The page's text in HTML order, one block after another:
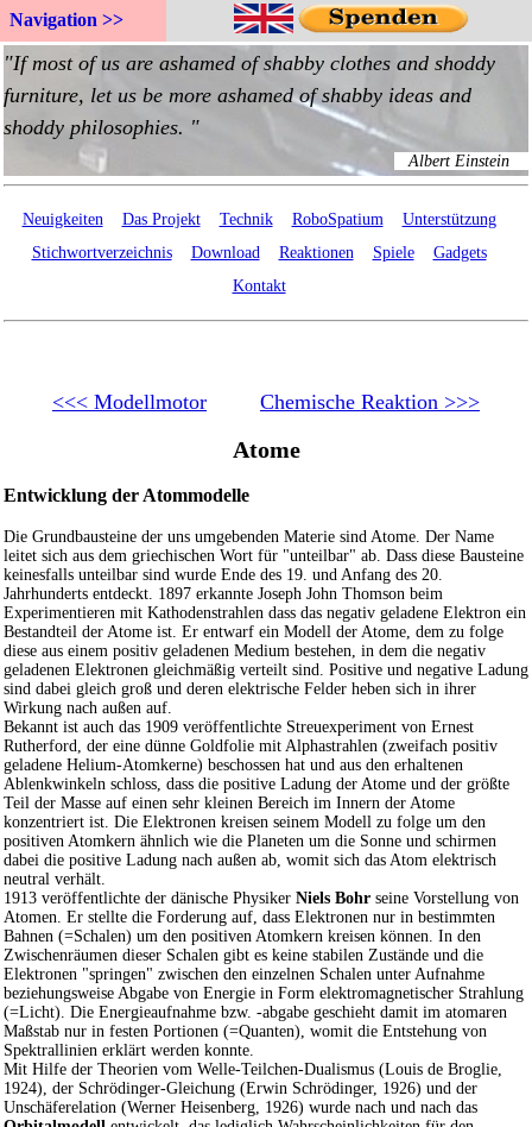
Navigation >>
Neuigkeiten Das Projekt Technik RoboSpatium
Unterstützung
Stichwortverzeichnis
Download Reaktionen Spiele
Gadgets
Kontakt
<<< Modellmotor Chemische Reaktion >>>
Atome
Entwicklung der Atommodelle
Die Grundbausteine der uns umgebenden Materie sind Atome. Der Name
leitet sich aus dem griechischen Wort für "unteilbar" ab. Dass diese Bausteine
keinesfalls unteilbar sind wurde Ende des 19. und Anfang des 20.
Jahrhunderts entdeckt. 1897 erkannte Joseph John Thomson beim
Experimentieren mit Kathodenstrahlen dass das negativ geladene Elektron ein
Bestandteil der Atome ist. Er entwarf ein Modell der Atome, dem zu folge
diese aus einem positiv geladenen Medium bestehen, in dem die negativ
geladenen Elektronen gleichmäßig verteilt sind. Positive und negative Ladung
sind dabei gleich groß und deren elektrische Felder heben sich in ihrer
Wirkung nach außen auf.
Bekannt ist auch das 1909 veröffentlichte Streuexperiment von Ernest
Rutherford, der eine dünne Goldfolie mit Alphastrahlen (zweifach positiv
geladene Helium-Atomkerne) beschossen hat und aus den erhaltenen
Ablenkwinkeln schloss, dass die positive Ladung der Atome und der größte
Teil der Masse auf einen sehr kleinen Bereich im Innern der Atome
konzentriert ist. Die Elektronen kreisen seinem Modell zu folge um den
positiven Atomkern ähnlich wie die Planeten um die Sonne und schirmen
dabei die positive Ladung nach außen ab, womit sich das Atom elektrisch
neutral verhält.
1913 veröffentlichte der dänische Physiker Niels Bohr seine Vorstellung von
Atomen. Er stellte die Forderung auf, dass Elektronen nur in bestimmten
Bahnen (=Schalen) um den positiven Atomkern kreisen können. In den
Zwischenräumen dieser Schalen gibt es keine stabilen Zustände und die
Elektronen "springen" zwischen den einzelnen Schalen unter Aufnahme
beziehungsweise Abgabe von Energie in Form elektromagnetischer Strahlung
(=Licht). Die Energieaufnahme bzw. -abgabe geschieht damit im atomaren
Maßstab nur in festen Portionen (=Quanten), womit die Entstehung von
Spektrallinien erklärt werden konnte.
Mit Hilfe der Theorien vom Welle-Teilchen-Dualismus (Louis de Broglie,
1924), der Schrödinger-Gleichung (Erwin Schrödinger, 1926) und der
Unschäferelation (Werner Heisenberg, 1926) wurde nach und nach das